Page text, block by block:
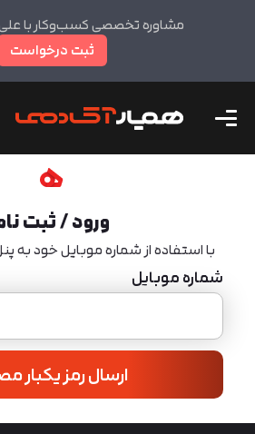
مشاوره تخصصی کسب‌وکار با
ثبت درخواست
ورود / ثبت
با استفاده از شماره موبایل خود به
شماره موبایل
ارسال رمز یکبار